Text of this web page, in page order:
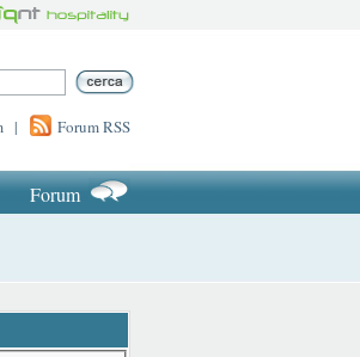
| Forum RSS
Forum